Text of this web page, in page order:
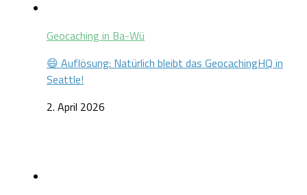
Geocaching in Ba-Wü
😄 Auflösung: Natürlich bleibt das GeocachingHQ in
Seattle!
2. April 2026